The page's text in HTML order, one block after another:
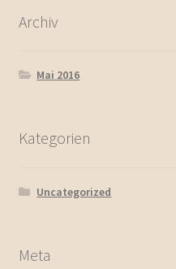
Archiv
Mai 2016
Kategorien
Uncategorized
Meta